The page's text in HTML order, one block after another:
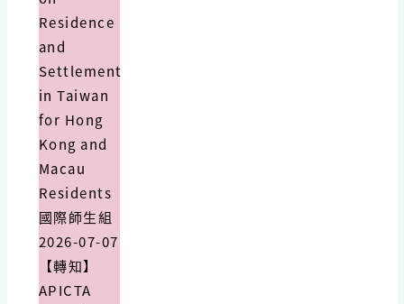
Residence
and
Settlement
in Taiwan
for Hong
Kong and
Macau
Residents
國際師生組
2026-07-07
【轉知】
APICTA